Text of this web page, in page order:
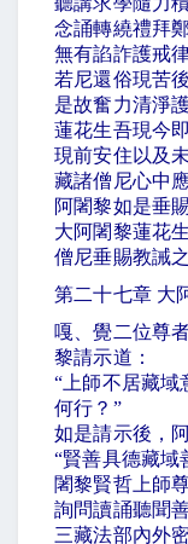
念誦轉繞禮拜
無有諂詐護戒
若尼還俗現苦
是故奮力清淨
蓮花生吾現今
現前安住以及
藏諸僧尼心中
阿闍黎如是垂
大阿闍黎蓮花
僧尼垂賜教誡
第二十七章 大
嘎、覺二位尊
黎請示道：
“ 上師不居藏
何行？ ”
如是請示後，
“賢善具德藏域
闍黎賢哲上師
詢問讀誦聽聞
三藏法部內外